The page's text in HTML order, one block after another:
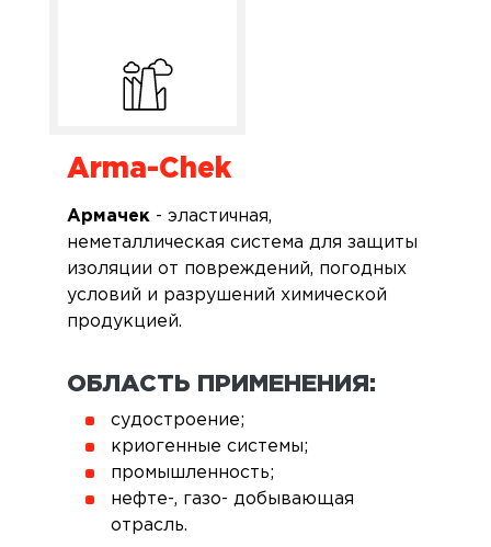
Arma-Chek
Армачек - эластичная,
неметаллическая система для защиты
изоляции от повреждений, погодных
условий и разрушений химической
продукцией.
ОБЛАСТЬ ПРИМЕНЕНИЯ:
судостроение;
криогенные системы;
промышленность;
нефте-, газо- добывающая
отрасль.